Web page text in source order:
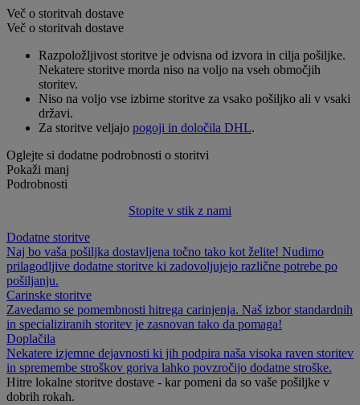
Več o storitvah dostave
Več o storitvah dostave
Razpoložljivost storitve je odvisna od izvora in cilja pošiljke.
Nekatere storitve morda niso na voljo na vseh območjih
storitev.
Niso na voljo vse izbirne storitve za vsako pošiljko ali v vsaki
državi.
Za storitve veljajo pogoji in določila DHL.
Oglejte si dodatne podrobnosti o storitvi
Pokaži manj
Podrobnosti
Stopite v stik z nami
Dodatne storitve
Naj bo vaša pošiljka dostavljena točno tako kot želite! Nudimo
prilagodljive dodatne storitve ki zadovoljujejo različne potrebe po
pošiljanju.
Carinske storitve
Zavedamo se pomembnosti hitrega carinjenja. Naš izbor standardnih
in specializiranih storitev je zasnovan tako da pomaga!
Doplačila
Nekatere izjemne dejavnosti ki jih podpira naša visoka raven storitev
in spremembe stroškov goriva lahko povzročijo dodatne stroške.
Hitre lokalne storitve dostave - kar pomeni da so vaše pošiljke v
dobrih rokah.